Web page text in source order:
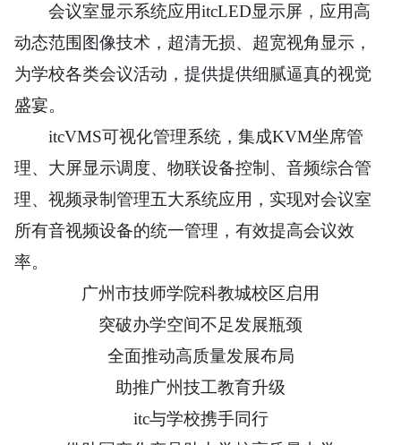
会议室显示系统应用itcLED显示屏，应用高
动态范围图像技术，超清无损、超宽视角显示，
为学校各类会议活动，提供提供细腻逼真的视觉
盛宴。
itcVMS可视化管理系统，集成KVM坐席管
理、大屏显示调度、物联设备控制、音频综合管
理、视频录制管理五大系统应用，实现对会议室
所有音视频设备的统一管理，有效提高会议效
率。
广州市技师学院科教城校区启用
突破办学空间不足发展瓶颈
全面推动高质量发展布局
助推广州技工教育升级
itc与学校携手同行